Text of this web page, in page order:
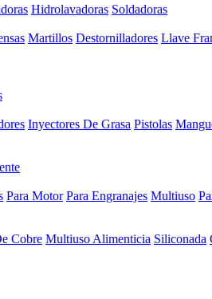
Hidrolavadoras Soldadoras
Martillos Destornilladores Llave
Inyectores De Grasa Pistolas
Para Motor Para Engranajes Multiuso
Cobre Multiuso Alimenticia Siliconada